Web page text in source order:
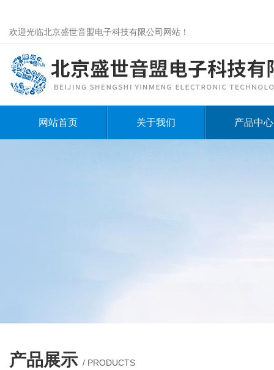
欢迎光临北京盛世音盟电子科技有限公司网站！
网站首页 关于我们 产品中心
产品展示 / PRODUCTS